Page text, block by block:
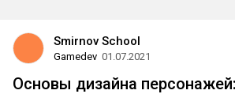
Smirnov School
Gamedev 01.07.2021
Основы дизайна